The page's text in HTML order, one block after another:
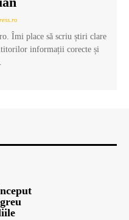
Îmi place să scriu știri clare
informații corecte și